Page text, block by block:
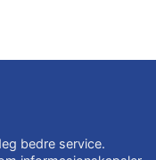
bedre service.